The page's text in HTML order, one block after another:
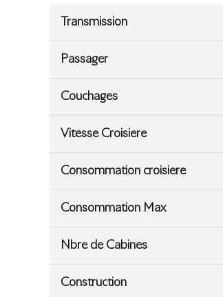
Transmission
Passager
Couchages
Vitesse Croisiere
Consommation croisiere
Consommation Max
Nbre de Cabines
Construction